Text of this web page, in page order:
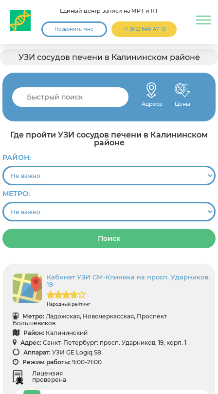
Единый центр записи на МРТ и КТ
Позвонить мне +7 (812) 646-47-13
УЗИ сосудов печени в Калининском районе
Адреса Цены
Где пройти УЗИ сосудов печени в Калининском
районе
РАЙОН:
МЕТРО:
Поиск
Кабинет УЗИ СМ-Клиника на просп. Ударников,
19
Народный рейтинг
Метро: Ладожская, Новочеркасская, Проспект
Большевиков
Район: Калининский
Адрес: Санкт-Петербург: просп. Ударников, 19, корп. 1
Аппарат: УЗИ GE Logiq S8
Режим работы: 9:00-21:00
Лицензия
проверена